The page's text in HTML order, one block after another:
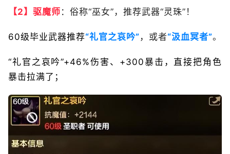
【2】驱魔师 ：俗称“巫女”，推荐武器“灵珠”！
60级毕业武器推荐“礼官之哀吟” ，或者“汲血冥者”。
“礼官之哀吟”+46%伤害、+300暴击，直接把角色
暴击拉满了；